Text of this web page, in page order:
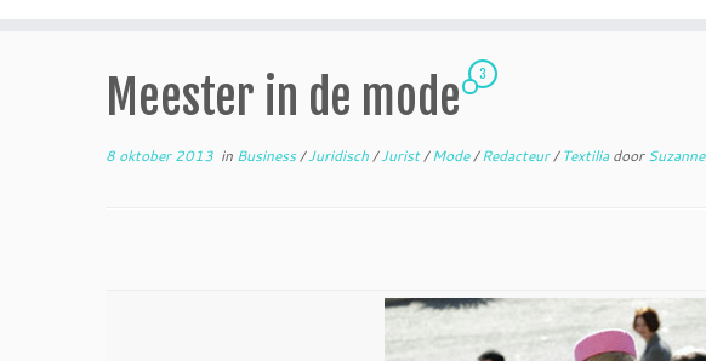
Meester in de mode 3
8 oktober 2013 in Business/Juridisch/Jurist/Mode/Redacteur/TextiliadoorSuzanne